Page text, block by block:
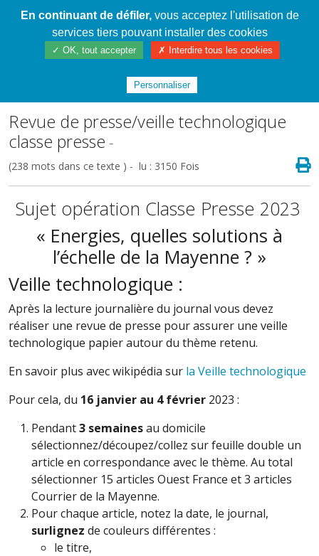
Cahier de textes patrickRICHARD
/4ème N2 Cycle 4/E.P.I. : Tous
Revue de presse/veille technologique
classe presse -
(238 mots dans ce texte ) - lu : 3150 Fois
Sujet opération Classe Presse 2023
« Energies, quelles solutions à
l’échelle de la Mayenne ? »
Veille technologique :
Après la lecture journalière du journal vous devez
réaliser une revue de presse pour assurer une veille
technologique papier autour du thème retenu.
En savoir plus avec wikipédia sur la Veille technologique
Pour cela, du 16 janvier au 4 février 2023 :
Pendant3 semainesau domicile
sélectionnez/découpez/collez sur feuille double un
article en correspondance avec le thème. Au total
sélectionner 15 articles Ouest France et 3 articles
Courrier de la Mayenne.
Pour chaque article, notez la date, le journal,
surlignez de couleurs différentes :
le titre,
En continuant de défiler,vous acceptez l'utilisation de
services tiers pouvant installer des cookies
✓ OK, tout accepter ✗ Interdire tous les cookies
Personnaliser